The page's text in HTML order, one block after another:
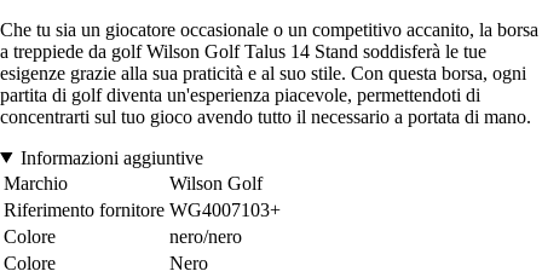
Che tu sia un giocatore occasionale o un competitivo accanito, la borsa
a treppiede da golf Wilson Golf Talus 14 Stand soddisferà le tue
esigenze grazie alla sua praticità e al suo stile. Con questa borsa, ogni
partita di golf diventa un'esperienza piacevole, permettendoti di
concentrarti sul tuo gioco avendo tutto il necessario a portata di mano.
Informazioni aggiuntive
Marchio
Wilson Golf
Riferimento fornitore WG4007103+
Colore
nero/nero
Colore
Nero